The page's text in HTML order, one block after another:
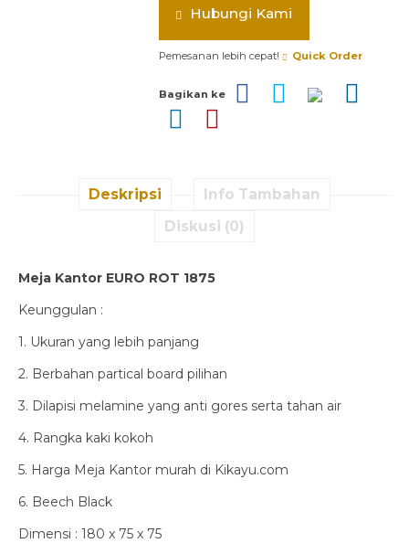
Hubungi Kami
Pemesanan lebih cepat! Quick Order
Bagikan ke
Deskripsi
Info Tambahan
Diskusi (0)
Meja Kantor EURO ROT 1875
Keunggulan :
1. Ukuran yang lebih panjang
2. Berbahan partical board pilihan
3. Dilapisi melamine yang anti gores serta tahan air
4. Rangka kaki kokoh
5. Harga Meja Kantor murah di Kikayu.com
6. Beech Black
Dimensi : 180 x 75 x 75